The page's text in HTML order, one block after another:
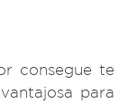
consegue te
para